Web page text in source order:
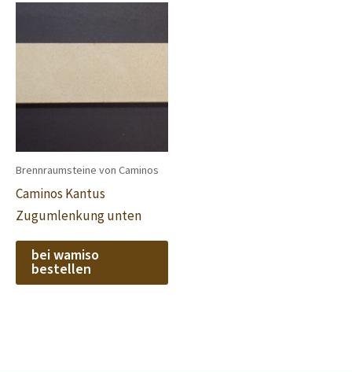
Brennraumsteine von Caminos
Caminos Kantus
Zugumlenkung unten
bei wamiso
bestellen